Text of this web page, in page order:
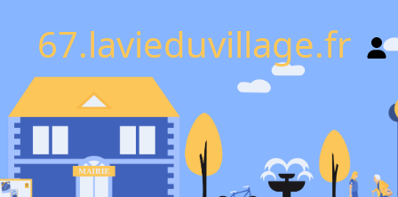
67.lavieduvillage.fr